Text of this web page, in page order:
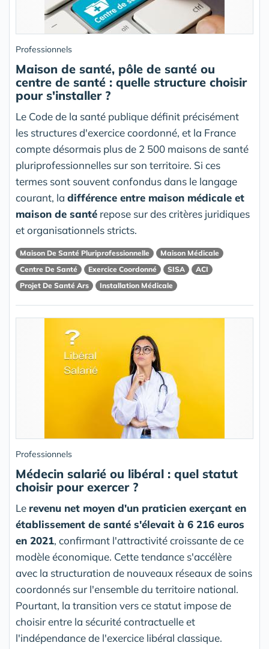
Professionnels
Maison de santé, pôle de santé ou
centre de santé : quelle structure choisir
pour s'installer ?
Le Code de la santé publique définit précisément
les structures d'exercice coordonné, et la France
compte désormais plus de 2 500 maisons de santé
pluriprofessionnelles sur son territoire. Si ces
termes sont souvent confondus dans le langage
courant, la différence entre maison médicale et
maison de santé repose sur des critères juridiques
et organisationnels stricts.
Maison De Santé Pluriprofessionnelle
Maison Médicale
Centre De Santé
Exercice Coordonné SISA
ACI
Projet De Santé Ars
Installation Médicale
Professionnels
Médecin salarié ou libéral : quel statut
choisir pour exercer ?
Le revenu net moyen d'un praticien exerçant en
établissement de santé s'élevait à 6 216 euros
en 2021, confirmant l'attractivité croissante de ce
modèle économique. Cette tendance s'accélère
avec la structuration de nouveaux réseaux de soins
coordonnés sur l'ensemble du territoire national.
Pourtant, la transition vers ce statut impose de
choisir entre la sécurité contractuelle et
l'indépendance de l'exercice libéral classique.